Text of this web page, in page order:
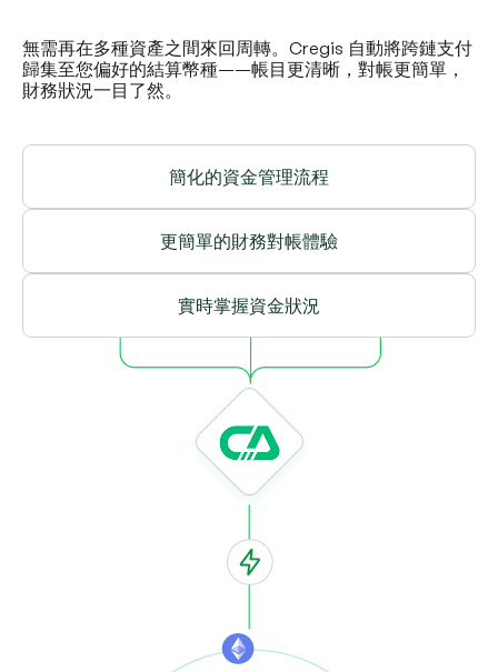
無需再在多種資產之間來回周轉。Cregis 自動將跨鏈支付
歸集至您偏好的結算幣種——帳目更清晰，對帳更簡單，
財務狀況一目了然。
簡化的資金管理流程
更簡單的財務對帳體驗
實時掌握資金狀況